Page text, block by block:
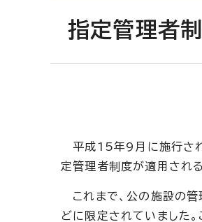
指定管理者
平成15年9月に施行され
定管理者制度が適用される
これまで、公の施設の管
どに限定されていました